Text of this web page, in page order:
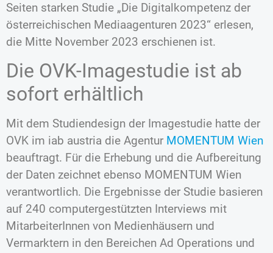
Seiten starken Studie „Die Digitalkompetenz der
österreichischen Mediaagenturen 2023“ erlesen,
die Mitte November 2023 erschienen ist.
Die OVK-Imagestudie ist ab
sofort erhältlich
Mit dem Studiendesign der Imagestudie hatte der
OVK im iab austria die Agentur MOMENTUM Wien
beauftragt. Für die Erhebung und die Aufbereitung
der Daten zeichnet ebenso MOMENTUM Wien
verantwortlich. Die Ergebnisse der Studie basieren
auf 240 computergestützten Interviews mit
MitarbeiterInnen von Medienhäusern und
Vermarktern in den Bereichen Ad Operations und